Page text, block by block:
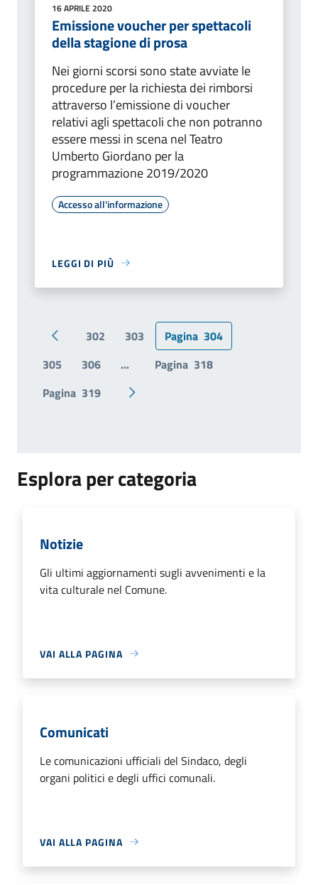
16 APRILE 2020
Emissione voucher per spettacoli
della stagione di prosa
Nei giorni scorsi sono state avviate le
procedure per la richiesta dei rimborsi
attraverso l’emissione di voucher
relativi agli spettacoli che non potranno
essere messi in scena nel Teatro
Umberto Giordano per la
programmazione 2019/2020
Accesso all'informazione
LEGGI DI PIÙ
Pagina precedente
302 303 Pagina 304
305
306 ... Pagina 318
Pagina 319 Pagina successiva
Esplora per categoria
Notizie
Gli ultimi aggiornamenti sugli avvenimenti e la
vita culturale nel Comune.
VAI ALLA PAGINA
Comunicati
Le comunicazioni ufficiali del Sindaco, degli
organi politici e degli uffici comunali.
VAI ALLA PAGINA